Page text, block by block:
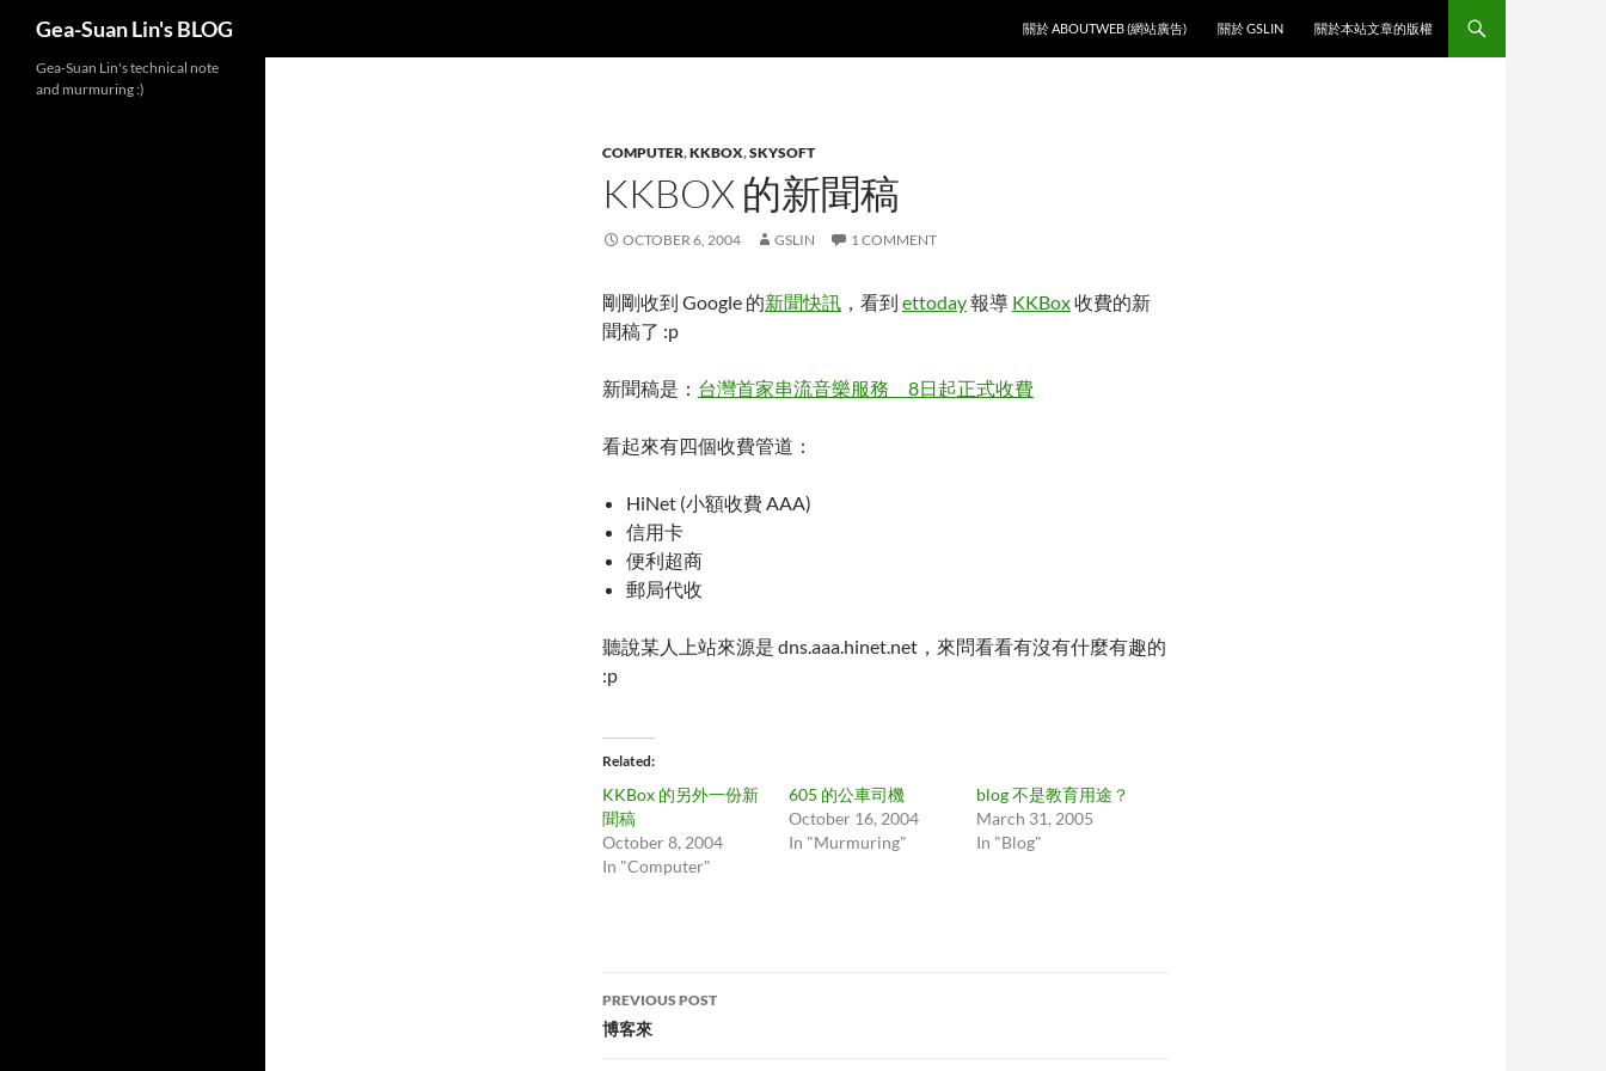
Gea-Suan Lin's BLOG
關於 ABOUTWEB (網站廣告)
關於 GSLIN 關於本站文章的版權
COMPUTER,KKBOX,SKYSOFT
KKBOX 的新聞稿
OCTOBER 6, 2004 GSLIN 1 COMMENT
剛剛收到 Google 的新聞快訊 ，看到 ettoday報導 KKBox收費的新
聞稿了 :p
新聞稿是： 台灣首家串流音樂服務 8日起正式收費
看起來有四個收費管道：
HiNet (小額收費 AAA)
信用卡
便利超商
郵局代收
聽說某人上站來源是 dns.aaa.hinet.net，來問看看有沒有什麼有趣的
:p
Related
KKBox 的另外一份新
聞稿
October 8, 2004
In "Computer"
605 的公車司機
October 16, 2004
In "Murmuring"
blog 不是教育用途？
March 31, 2005
In "Blog"
Post
navigation
PREVIOUS POST
博客來
Gea-Suan Lin's technical note
and murmuring :)